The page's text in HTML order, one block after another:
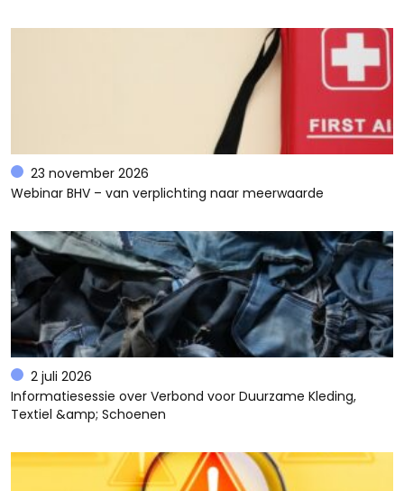
23 november 2026
Webinar BHV – van verplichting naar meerwaarde
2 juli 2026
Informatiesessie over Verbond voor Duurzame Kleding,
Textiel &amp; Schoenen